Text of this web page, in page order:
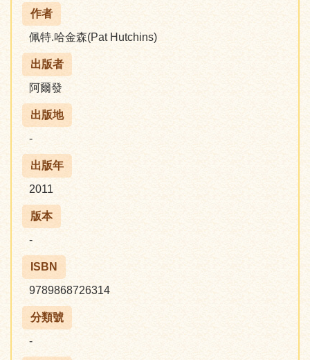
作者
佩特.哈金森(Pat Hutchins)
出版者
阿爾發
出版地
-
出版年
2011
版本
-
ISBN
9789868726314
分類號
-